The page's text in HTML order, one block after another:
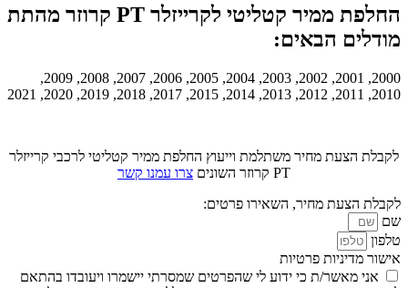
החלפת ממיר קטליטי לקרייזלר PT קרוזר מהתת
מודלים הבאים:
2000, 2001, 2002, 2003, 2004, 2005, 2006, 2007, 2008, 2009,
2010, 2011, 2012, 2013, 2014, 2015, 2017, 2018, 2019, 2020, 2021
לקבלת הצעת מחיר משתלמת וייעוץ החלפת ממיר קטליטי לרכבי קרייזלר
PT קרוזר השונים
צרו עמנו קשר
לקבלת הצעת מחיר, השאירו פרטים:
שם
טלפון
אישור מדיניות פרטיות
אני מאשר/ת כי ידוע לי שהפרטים שמסרתי יישמרו ויעובדו בהתאם